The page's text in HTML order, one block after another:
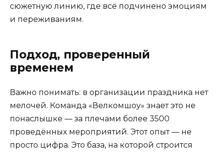
сюжетную линию, где всё подчинено эмоциям
и переживаниям.
Подход, проверенный
временем
Важно понимать: в организации праздника нет
мелочей. Команда «Велкомшоу» знает это не
понаслышке — за плечами более 3500
проведённых мероприятий. Этот опыт — не
просто цифра. Это база, на которой строится